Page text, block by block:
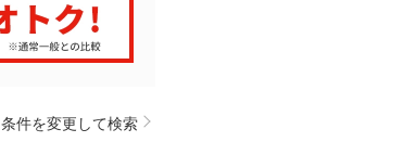
条件を変更して検索